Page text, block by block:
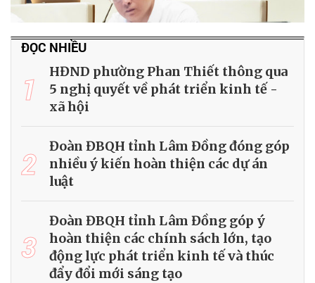
ĐỌC NHIỀU
1
HĐND phường Phan Thiết thông qua
5 nghị quyết về phát triển kinh tế -
xã hội
2
Đoàn ĐBQH tỉnh Lâm Đồng đóng góp
nhiều ý kiến hoàn thiện các dự án
luật
3
Đoàn ĐBQH tỉnh Lâm Đồng góp ý
hoàn thiện các chính sách lớn, tạo
động lực phát triển kinh tế và thúc
đẩy đổi mới sáng tạo